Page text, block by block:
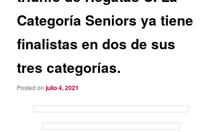
Categoría Seniors ya tiene
finalistas en dos de sus
tres categorías.
Posted onjulio 4, 2021